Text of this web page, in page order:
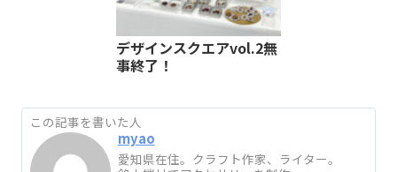
デザインスクエアvol.2無
事終了！
この記事を書いた人
myao
愛知県在住。クラフト作家、ライター。